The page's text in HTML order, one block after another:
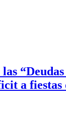
a fiestas